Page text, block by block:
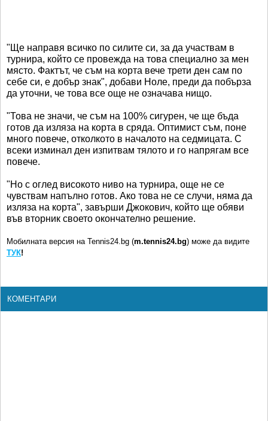
"Ще направя всичко по силите си, за да участвам в
турнира, който се провежда на това специално за мен
място. Фактът, че съм на корта вече трети ден сам по
себе си, е добър знак", добави Ноле, преди да побърза
да уточни, че това все още не означава нищо.
"Това не значи, че съм на 100% сигурен, че ще бъда
готов да изляза на корта в сряда. Оптимист съм, поне
много повече, отколкото в началото на седмицата. С
всеки изминал ден изпитвам тялото и го напрягам все
повече.
"Но с оглед високото ниво на турнира, още не се
чувствам напълно готов. Ако това не се случи, няма да
изляза на корта", завърши Джокович, който ще обяви
във вторник своето окончателно решение.
Мобилната версия на Tennis24.bg (m.tennis24.bg) може да видите
ТУК!
КОМЕНТАРИ